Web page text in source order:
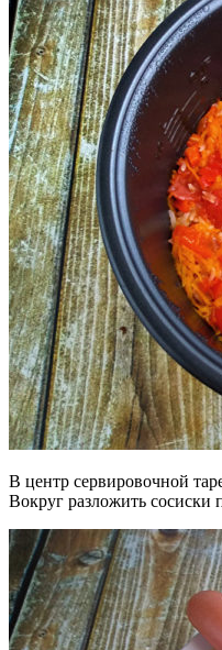
В центр сервировочной
Вокруг разложить сосиски